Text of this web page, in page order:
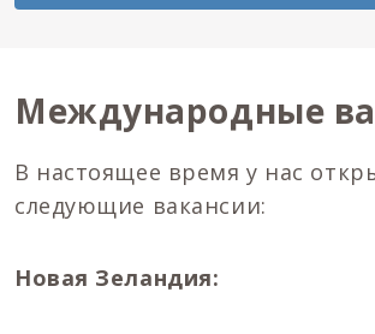
Международные
В настоящее время у нас
следующие вакансии:
Новая Зеландия: